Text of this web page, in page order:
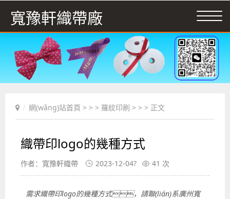
寬豫軒織帶廠
網(wǎng)站首頁 > > > 羅紋印刷 > > > 正文
織帶印logo的幾種方式
作者：寬豫軒織帶 2023-12-04? 41 次
需求織帶印logo的幾種方式，請聯(lián)系廣州寬